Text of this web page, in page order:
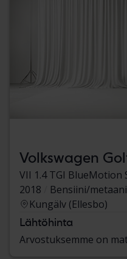
Volkswagen
VII 1.4 TGI BlueMotion
2018
Bensiini/metaani
Kungälv (Ellesbo)
Lähtöhinta
Arvostuksemme on